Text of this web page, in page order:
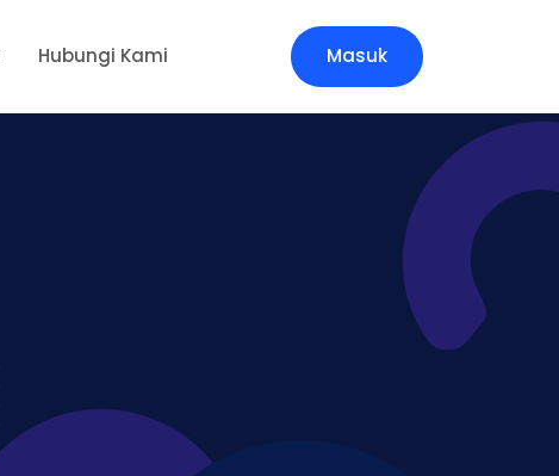
Hubungi Kami Masuk